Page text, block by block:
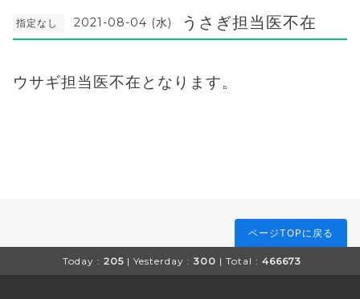
指定なし 2021-08-04 (水) うさぎ担当医不在
ウサギ担当医不在となります。
ページTOPに戻る
Today : 205 | Yesterday : 300 | Total : 466673